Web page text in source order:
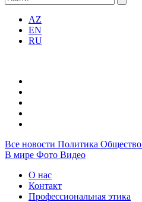
AZ
EN
RU
Все новости Политика Общество
В мире Фото Видео
О нас
Контакт
Профессиональная этика